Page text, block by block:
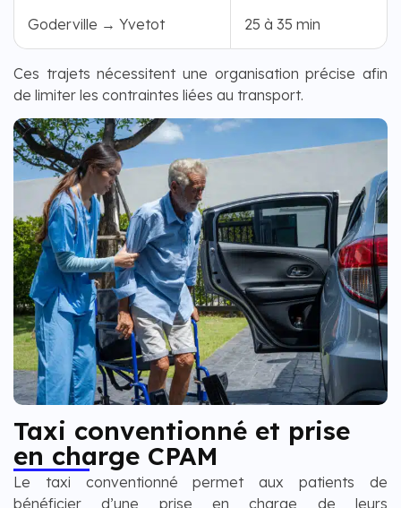
Goderville → Yvetot 25 à 35 min
Ces trajets nécessitent une organisation précise afin
de limiter les contraintes liées au transport.
Taxi conventionné et prise
en charge CPAM
Le taxi conventionné permet aux patients de
bénéficier d’une prise en charge de leurs